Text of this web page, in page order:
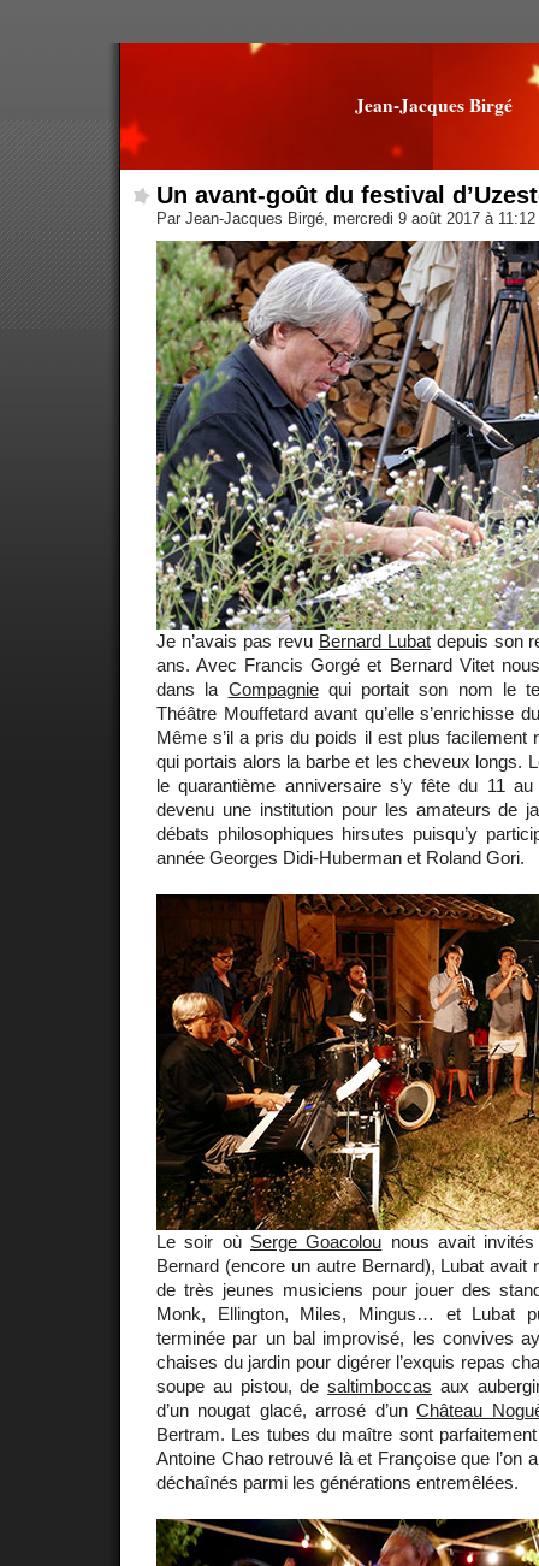
Jean-Jacques Birgé
Un avant-goût du festival
Par Jean-Jacques Birgé, mercredi 9 août 2017 à 11:12
Je n’avais pas revu Bernard Lubatdepuis son
ans. Avec Francis Gorgé et Bernard Vitet
dans la Compagniequi portait son nom le
Théâtre Mouffetard avant qu’elle s’enrichisse
Même s’il a pris du poids il est plus facilement
qui portais alors la barbe et les cheveux longs.
le quarantième anniversaire s’y fête du 11
devenu une institution pour les amateurs de
débats philosophiques hirsutes puisqu’y
année Georges Didi-Huberman et Roland Gori.
Le soir où Serge Goacolou nous avait
Bernard (encore un autre Bernard), Lubat avait
de très jeunes musiciens pour jouer des
Monk, Ellington, Miles, Mingus… et Lubat
terminée par un bal improvisé, les convives
chaises du jardin pour digérer l’exquis repas
soupe au pistou, desaltimboccas aux
d’un nougat glacé, arrosé d’unChâteau
Bertram. Les tubes du maître sont
Antoine Chao retrouvé là et Françoise que l’on
déchaînés parmi les générations entremêlées.